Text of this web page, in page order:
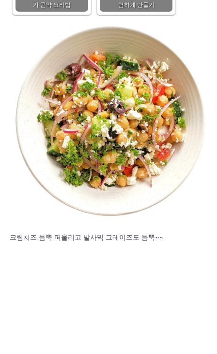
기 곤약 요리법
렴하게 만들기
크림치즈 듬뿍 퍼올리고 발사믹 그레이즈도 듬뿍~~